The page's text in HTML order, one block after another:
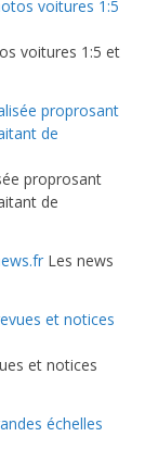
voitures 1:5 et
proprosant
de
Les news
et notices